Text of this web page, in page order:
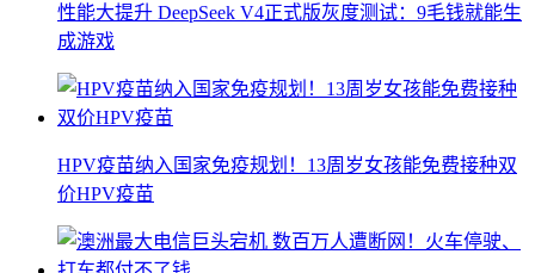
性能大提升 DeepSeek V4正式版灰度测试：9毛钱就能生
成游戏
HPV疫苗纳入国家免疫规划！13周岁女孩能免费接种双
价HPV疫苗